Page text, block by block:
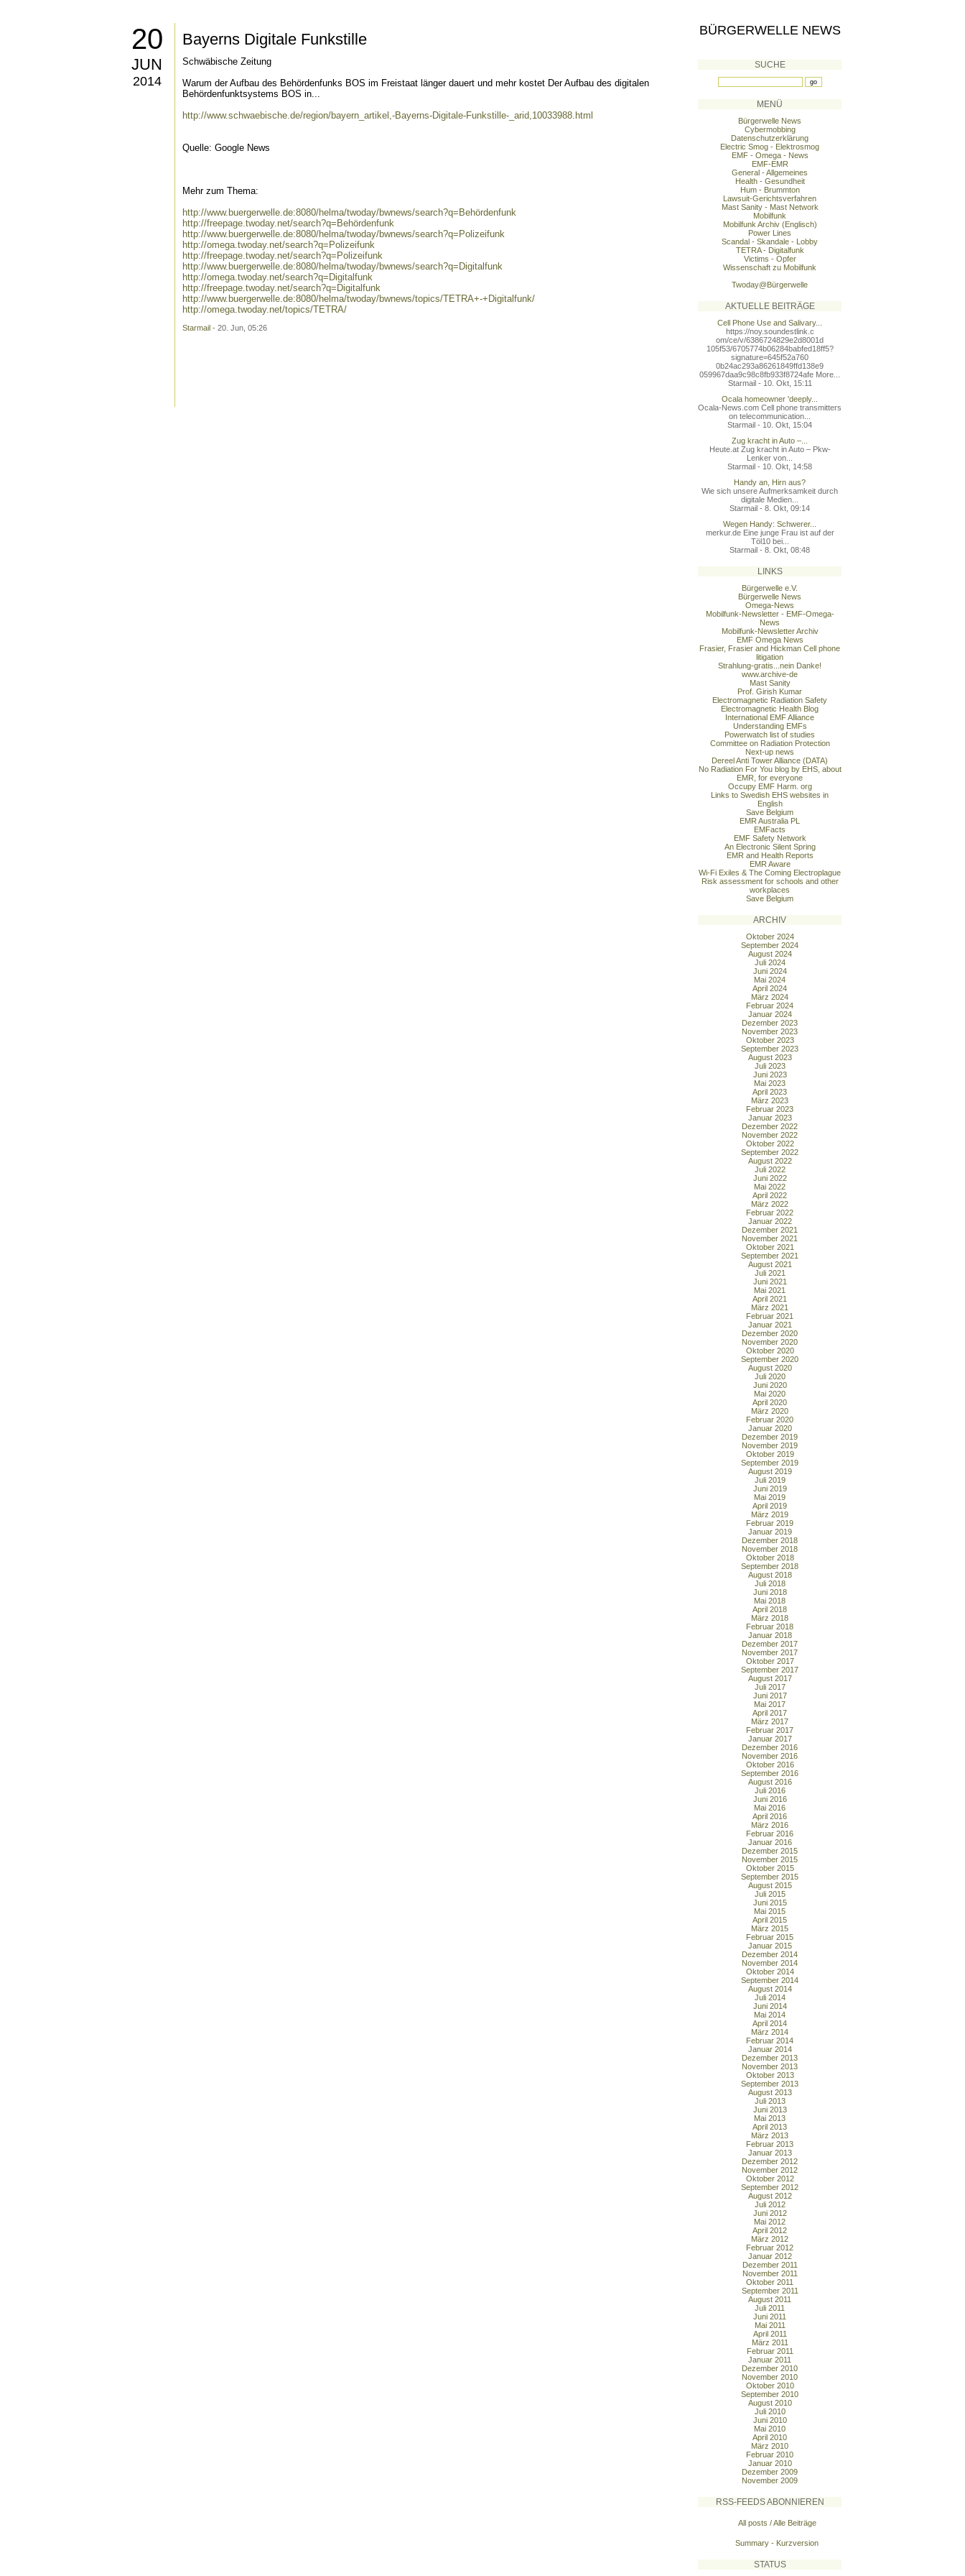
20
JUN
2014
Bayerns Digitale Funkstille
Schwäbische Zeitung
Warum der Aufbau des Behördenfunks BOS im Freistaat länger dauert und mehr kostet Der Aufbau des digitalen
Behördenfunktsystems BOS in...
http://www.schwaebische.de/region/bayern_artikel,-Bayerns-Digitale-Funkstille-_arid,10033988.html
Quelle: Google News
Mehr zum Thema:
http://www.buergerwelle.de:8080/helma/twoday/bwnews/search?q=Behördenfunk
http://freepage.twoday.net/search?q=Behördenfunk
http://www.buergerwelle.de:8080/helma/twoday/bwnews/search?q=Polizeifunk
http://omega.twoday.net/search?q=Polizeifunk
http://freepage.twoday.net/search?q=Polizeifunk
http://www.buergerwelle.de:8080/helma/twoday/bwnews/search?q=Digitalfunk
http://omega.twoday.net/search?q=Digitalfunk
http://freepage.twoday.net/search?q=Digitalfunk
http://www.buergerwelle.de:8080/helma/twoday/bwnews/topics/TETRA+-+Digitalfunk/
http://omega.twoday.net/topics/TETRA/
Starmail - 20. Jun, 05:26
BÜRGERWELLE NEWS
SUCHE
MENÜ
Bürgerwelle News
Cybermobbing
Datenschutzerklärung
Electric Smog - Elektrosmog
EMF - Omega - News
EMF-EMR
General - Allgemeines
Health - Gesundheit
Hum - Brummton
Lawsuit-Gerichtsverfahren
Mast Sanity - Mast Network
Mobilfunk
Mobilfunk Archiv (Englisch)
Power Lines
Scandal - Skandale - Lobby
TETRA - Digitalfunk
Victims - Opfer
Wissenschaft zu Mobilfunk
Twoday@Bürgerwelle
AKTUELLE BEITRÄGE
Cell Phone Use and Salivary...
https://noy.soundestlink.c
om/ce/v/6386724829e2d8001d
105f53/6705774b06284babfed18ff5?
signature=645f52a760
0b24ac293a86261849ffd138e9
059967daa9c98c8fb933f8724afe More...
Starmail - 10. Okt, 15:11
Ocala homeowner 'deeply...
Ocala-News.com Cell phone transmitters
on telecommunication...
Starmail - 10. Okt, 15:04
Zug kracht in Auto –...
Heute.at Zug kracht in Auto – Pkw-
Lenker von...
Starmail - 10. Okt, 14:58
Handy an, Hirn aus?
Wie sich unsere Aufmerksamkeit durch
digitale Medien...
Starmail - 8. Okt, 09:14
Wegen Handy: Schwerer...
merkur.de Eine junge Frau ist auf der
Töl10 bei...
Starmail - 8. Okt, 08:48
LINKS
Bürgerwelle e.V.
Bürgerwelle News
Omega-News
Mobilfunk-Newsletter - EMF-Omega-
News
Mobilfunk-Newsletter Archiv
EMF Omega News
Frasier, Frasier and Hickman Cell phone
litigation
Strahlung-gratis...nein Danke!
www.archive-de
Mast Sanity
Prof. Girish Kumar
Electromagnetic Radiation Safety
Electromagnetic Health Blog
International EMF Alliance
Understanding EMFs
Powerwatch list of studies
Committee on Radiation Protection
Next-up news
Dereel Anti Tower Alliance (DATA)
No Radiation For You blog by EHS, about
EMR, for everyone
Occupy EMF Harm. org
Links to Swedish EHS websites in
English
Save Belgium
EMR Australia PL
EMFacts
EMF Safety Network
An Electronic Silent Spring
EMR and Health Reports
EMR Aware
Wi-Fi Exiles & The Coming Electroplague
Risk assessment for schools and other
workplaces
Save Belgium
ARCHIV
Oktober 2024
September 2024
August 2024
Juli 2024
Juni 2024
Mai 2024
April 2024
März 2024
Februar 2024
Januar 2024
Dezember 2023
November 2023
Oktober 2023
September 2023
August 2023
Juli 2023
Juni 2023
Mai 2023
April 2023
März 2023
Februar 2023
Januar 2023
Dezember 2022
November 2022
Oktober 2022
September 2022
August 2022
Juli 2022
Juni 2022
Mai 2022
April 2022
März 2022
Februar 2022
Januar 2022
Dezember 2021
November 2021
Oktober 2021
September 2021
August 2021
Juli 2021
Juni 2021
Mai 2021
April 2021
März 2021
Februar 2021
Januar 2021
Dezember 2020
November 2020
Oktober 2020
September 2020
August 2020
Juli 2020
Juni 2020
Mai 2020
April 2020
März 2020
Februar 2020
Januar 2020
Dezember 2019
November 2019
Oktober 2019
September 2019
August 2019
Juli 2019
Juni 2019
Mai 2019
April 2019
März 2019
Februar 2019
Januar 2019
Dezember 2018
November 2018
Oktober 2018
September 2018
August 2018
Juli 2018
Juni 2018
Mai 2018
April 2018
März 2018
Februar 2018
Januar 2018
Dezember 2017
November 2017
Oktober 2017
September 2017
August 2017
Juli 2017
Juni 2017
Mai 2017
April 2017
März 2017
Februar 2017
Januar 2017
Dezember 2016
November 2016
Oktober 2016
September 2016
August 2016
Juli 2016
Juni 2016
Mai 2016
April 2016
März 2016
Februar 2016
Januar 2016
Dezember 2015
November 2015
Oktober 2015
September 2015
August 2015
Juli 2015
Juni 2015
Mai 2015
April 2015
März 2015
Februar 2015
Januar 2015
Dezember 2014
November 2014
Oktober 2014
September 2014
August 2014
Juli 2014
Juni 2014
Mai 2014
April 2014
März 2014
Februar 2014
Januar 2014
Dezember 2013
November 2013
Oktober 2013
September 2013
August 2013
Juli 2013
Juni 2013
Mai 2013
April 2013
März 2013
Februar 2013
Januar 2013
Dezember 2012
November 2012
Oktober 2012
September 2012
August 2012
Juli 2012
Juni 2012
Mai 2012
April 2012
März 2012
Februar 2012
Januar 2012
Dezember 2011
November 2011
Oktober 2011
September 2011
August 2011
Juli 2011
Juni 2011
Mai 2011
April 2011
März 2011
Februar 2011
Januar 2011
Dezember 2010
November 2010
Oktober 2010
September 2010
August 2010
Juli 2010
Juni 2010
Mai 2010
April 2010
März 2010
Februar 2010
Januar 2010
Dezember 2009
November 2009
RSS-FEEDS ABONNIEREN
All posts / Alle Beiträge
Summary - Kurzversion
STATUS